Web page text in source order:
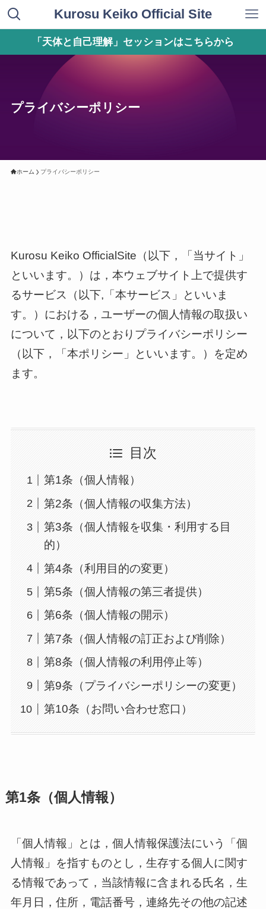
Kurosu Keiko Official Site
「天体と自己理解」セッションはこちらから
プライバシーポリシー
ホーム プライバシーポリシー
Kurosu Keiko OfficialSite（以下，「当サイト」
といいます。）は，本ウェブサイト上で提供す
るサービス（以下,「本サービス」といいま
す。）における，ユーザーの個人情報の取扱い
について，以下のとおりプライバシーポリシー
（以下，「本ポリシー」といいます。）を定め
ます。
目次
第1条（個人情報）
第2条（個人情報の収集方法）
第3条（個人情報を収集・利用する目
的）
第4条（利用目的の変更）
第5条（個人情報の第三者提供）
第6条（個人情報の開示）
第7条（個人情報の訂正および削除）
第8条（個人情報の利用停止等）
第9条（プライバシーポリシーの変更）
第10条（お問い合わせ窓口）
第1条（個人情報）
「個人情報」とは，個人情報保護法にいう「個
人情報」を指すものとし，生存する個人に関す
る情報であって，当該情報に含まれる氏名，生
年月日，住所，電話番号，連絡先その他の記述